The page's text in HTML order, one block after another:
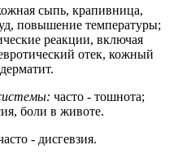
сыпь, крапивница,
повышение температуры;
реакции, включая
отек, кожный
часто - тошнота;
боли в животе.
- дисгевзия.